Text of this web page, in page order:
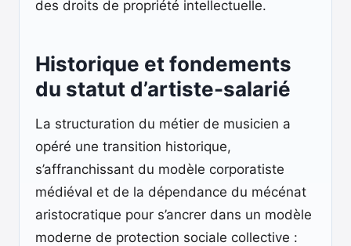
des droits de propriété intellectuelle.
Historique et fondements
du statut d’artiste-salarié
La structuration du métier de musicien a
opéré une transition historique,
s’affranchissant du modèle corporatiste
médiéval et de la dépendance du mécénat
aristocratique pour s’ancrer dans un modèle
moderne de protection sociale collective :